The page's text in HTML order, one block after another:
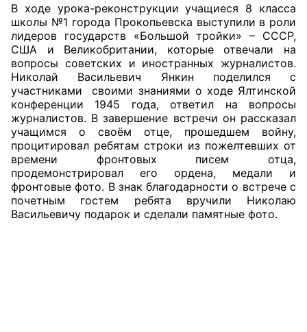
Общественные советы
Общественные советы при территориальных
органах федеральных органов
исполнительной власти
Общественные советы по проведению
независимой оценки качества условий
оказания услуг
О Палате
Структура Палаты
В ходе урока-реконструкции учащиеся 8 класса
школы №1 города Прокопьевска выступили в роли
лидеров государств «Большой тройки» – СССР,
США и Великобритании, которые отвечали на
вопросы советских и иностранных журналистов.
Николай Васильевич Янкин поделился с
участниками своими знаниями о ходе Ялтинской
конференции 1945 года, ответил на вопросы
журналистов. В завершение встречи он рассказал
учащимся о своём отце, прошедшем войну,
процитировал ребятам строки из пожелтевших от
времени фронтовых писем отца,
продемонстрировал его ордена, медали и
фронтовые фото. В знак благодарности о встрече с
почетным гостем ребята вручили Николаю
Васильевичу подарок и сделали памятные фото.